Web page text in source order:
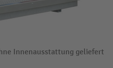
Innenausstattung geliefert